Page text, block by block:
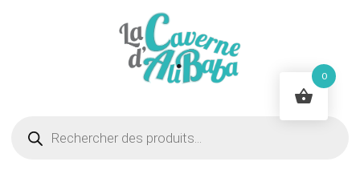
produits
0